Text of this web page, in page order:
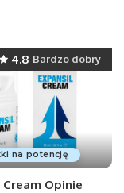
na potencję
4.8 Bardzo dobry
Cream Opinie